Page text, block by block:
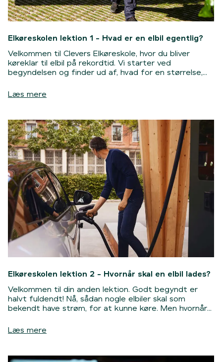
Elkøreskolen lektion 1 - Hvad er en elbil egentlig?
Velkommen til Clevers Elkøreskole, hvor du bliver
køreklar til elbil på rekordtid. Vi starter ved
begyndelsen og finder ud af, hvad for en størrelse,
Læs mere
Elkøreskolen lektion 2 - Hvornår skal en elbil lades?
Velkommen til din anden lektion. Godt begyndt er
halvt fuldendt! Nå, sådan nogle elbiler skal som
bekendt have strøm, for at kunne køre. Men hvornår
lektion 2.
Læs mere